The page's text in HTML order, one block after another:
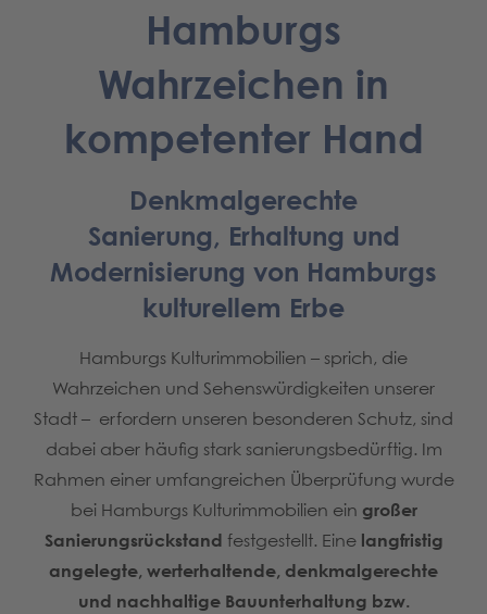
Hamburgs
Wahrzeichen in
kompetenter Hand
Denkmalgerechte
Sanierung, Erhaltung und
Modernisierung von Hamburgs
kulturellem Erbe
Hamburgs Kulturimmobilien – sprich, die
Wahrzeichen und Sehenswürdigkeiten unserer
Stadt – erfordern unseren besonderen Schutz, sind
dabei aber häufig stark sanierungsbedürftig. Im
Rahmen einer umfangreichen Überprüfung wurde
bei Hamburgs Kulturimmobilien ein großer
Sanierungsrückstand festgestellt. Eine langfristig
angelegte, werterhaltende, denkmalgerechte
und nachhaltige Bauunterhaltung bzw.